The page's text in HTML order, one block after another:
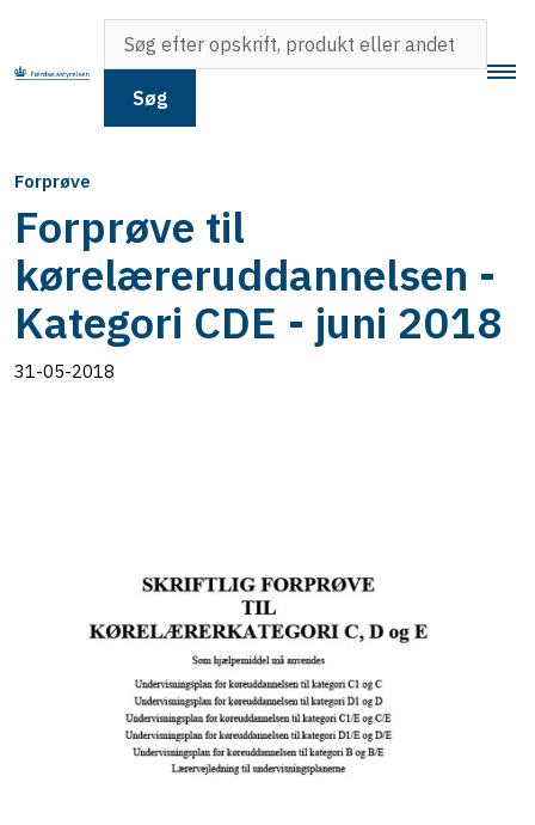
Søg
Forprøve
Forprøve til
kørelæreruddannelsen -
Kategori CDE - juni 2018
31-05-2018